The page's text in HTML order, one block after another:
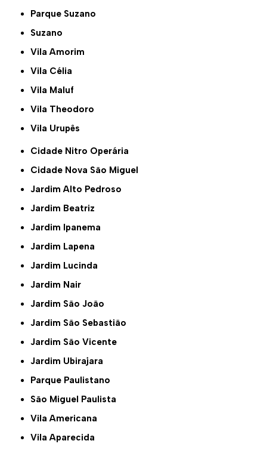
Parque Suzano
Suzano
Vila Amorim
Vila Célia
Vila Maluf
Vila Theodoro
Vila Urupês
Cidade Nitro Operária
Cidade Nova São Miguel
Jardim Alto Pedroso
Jardim Beatriz
Jardim Ipanema
Jardim Lapena
Jardim Lucinda
Jardim Nair
Jardim São João
Jardim São Sebastião
Jardim São Vicente
Jardim Ubirajara
Parque Paulistano
São Miguel Paulista
Vila Americana
Vila Aparecida